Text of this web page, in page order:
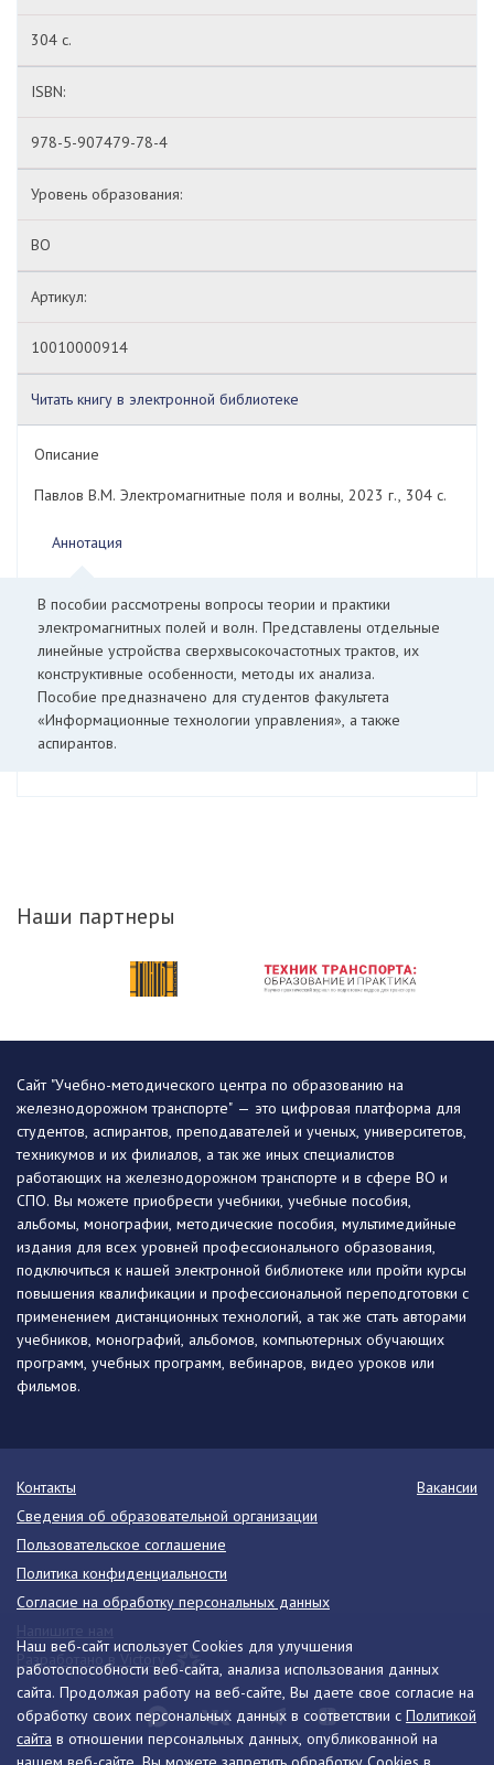
304 с.
ISBN:
978-5-907479-78-4
Уровень образования:
ВО
Артикул:
10010000914
Читать книгу в электронной библиотеке
Описание
Павлов В.М. Электромагнитные поля и волны, 2023 г., 304 с.
Аннотация
В пособии рассмотрены вопросы теории и практики
электромагнитных полей и волн. Представлены отдельные
линейные устройства сверхвысокочастотных трактов, их
конструктивные особенности, методы их анализа.
Пособие предназначено для студентов факультета
«Информационные технологии управления», а также
аспирантов.
Наши партнеры
Наш веб-сайт использует Cookies для улучшения
работоспособности веб-сайта, анализа использования данных
сайта. Продолжая работу на веб-сайте, Вы даете свое согласие на
обработку своих персональных данных в соответствии с Политикой
сайта в отношении персональных данных, опубликованной на
Сайт "Учебно-методического центра по образованию на
железнодорожном транспорте" — это цифровая платформа для
студентов, аспирантов, преподавателей и ученых, университетов,
техникумов и их филиалов, а так же иных специалистов
работающих на железнодорожном транспорте и в сфере ВО и
СПО. Вы можете приобрести учебники, учебные пособия,
альбомы, монографии, методические пособия, мультимедийные
издания для всех уровней профессионального образования,
подключиться к нашей электронной библиотеке или пройти курсы
повышения квалификации и профессиональной переподготовки с
применением дистанционных технологий, а так же стать авторами
учебников, монографий, альбомов, компьютерных обучающих
программ, учебных программ, вебинаров, видео уроков или
фильмов.
Контакты
Вакансии
Сведения об образовательной организации
Пользовательское соглашение
Политика конфиденциальности
Согласие на обработку персональных данных
Разработано в Victory